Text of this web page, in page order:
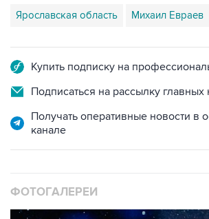
Ярославская область Михаил Евраев
Купить подписку на
Подписаться на рассылку главных
Получать оперативные новости в
канале
ФОТОГАЛЕРЕИ